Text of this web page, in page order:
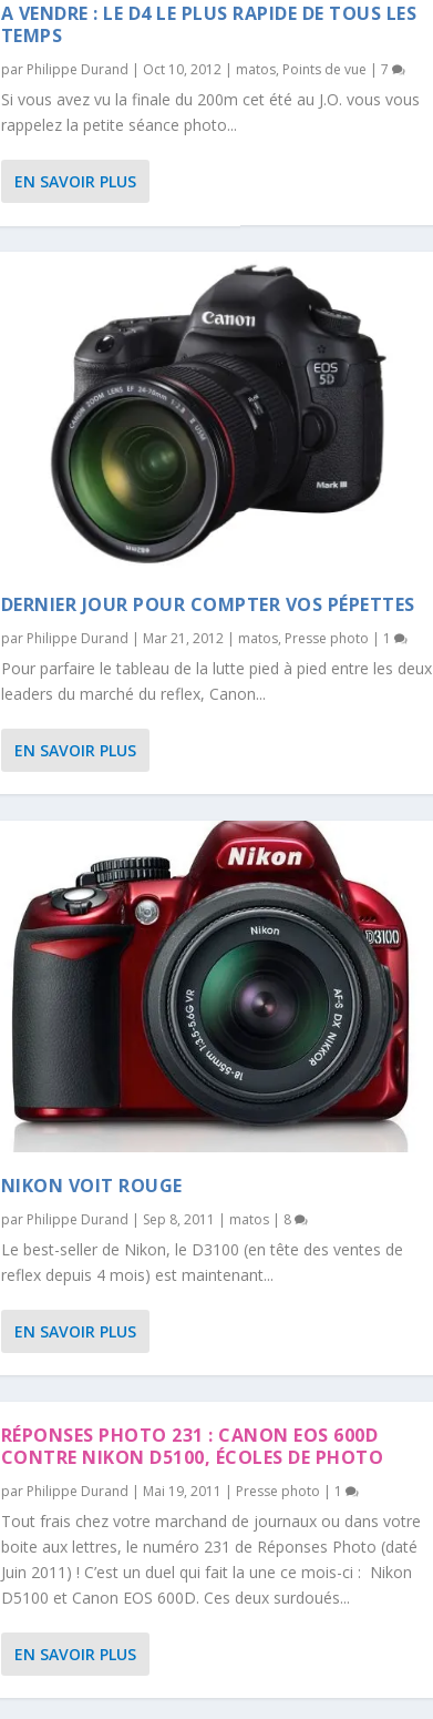
A VENDRE : LE D4 LE PLUS RAPIDE DE TOUS LES
TEMPS
par Philippe Durand | Oct 10, 2012| matos, Points de vue | 7
Si vous avez vu la finale du 200m cet été au J.O. vous vous
rappelez la petite séance photo...
EN SAVOIR PLUS
DERNIER JOUR POUR COMPTER VOS PÉPETTES
par Philippe Durand | Mar 21, 2012| matos, Presse photo | 1
Pour parfaire le tableau de la lutte pied à pied entre les deux
leaders du marché du reflex, Canon...
EN SAVOIR PLUS
NIKON VOIT ROUGE
par Philippe Durand | Sep 8, 2011 | matos| 8
Le best-seller de Nikon, le D3100 (en tête des ventes de
reflex depuis 4 mois) est maintenant...
EN SAVOIR PLUS
RÉPONSES PHOTO 231 : CANON EOS 600D
CONTRE NIKON D5100, ÉCOLES DE PHOTO
par Philippe Durand | Mai 19, 2011 | Presse photo | 1
Tout frais chez votre marchand de journaux ou dans votre
boite aux lettres, le numéro 231 de Réponses Photo (daté
Juin 2011) ! C’est un duel qui fait la une ce mois-ci : Nikon
D5100 et Canon EOS 600D. Ces deux surdoués...
EN SAVOIR PLUS